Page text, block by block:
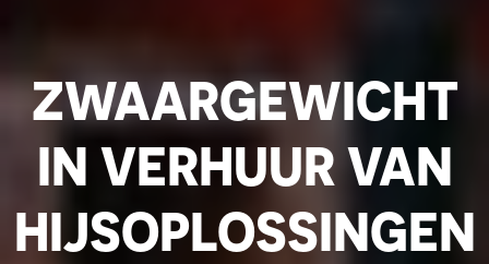
ZWAARGEWICHT
IN VERHUUR VAN
HIJSOPLOSSINGEN